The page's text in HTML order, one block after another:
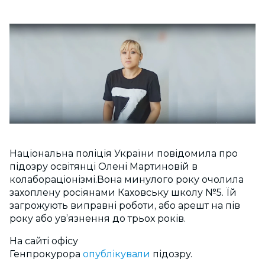
Національна поліція України повідомила про
підозру освітянці Олені Мартиновій в
колабораціонізмі.Вона минулого року очолила
захоплену росіянами Каховську школу №5. Їй
загрожують виправні роботи, або арешт на пів
року або ув’язнення до трьох років.
На сайті офісу
Генпрокурора опублікували підозру.